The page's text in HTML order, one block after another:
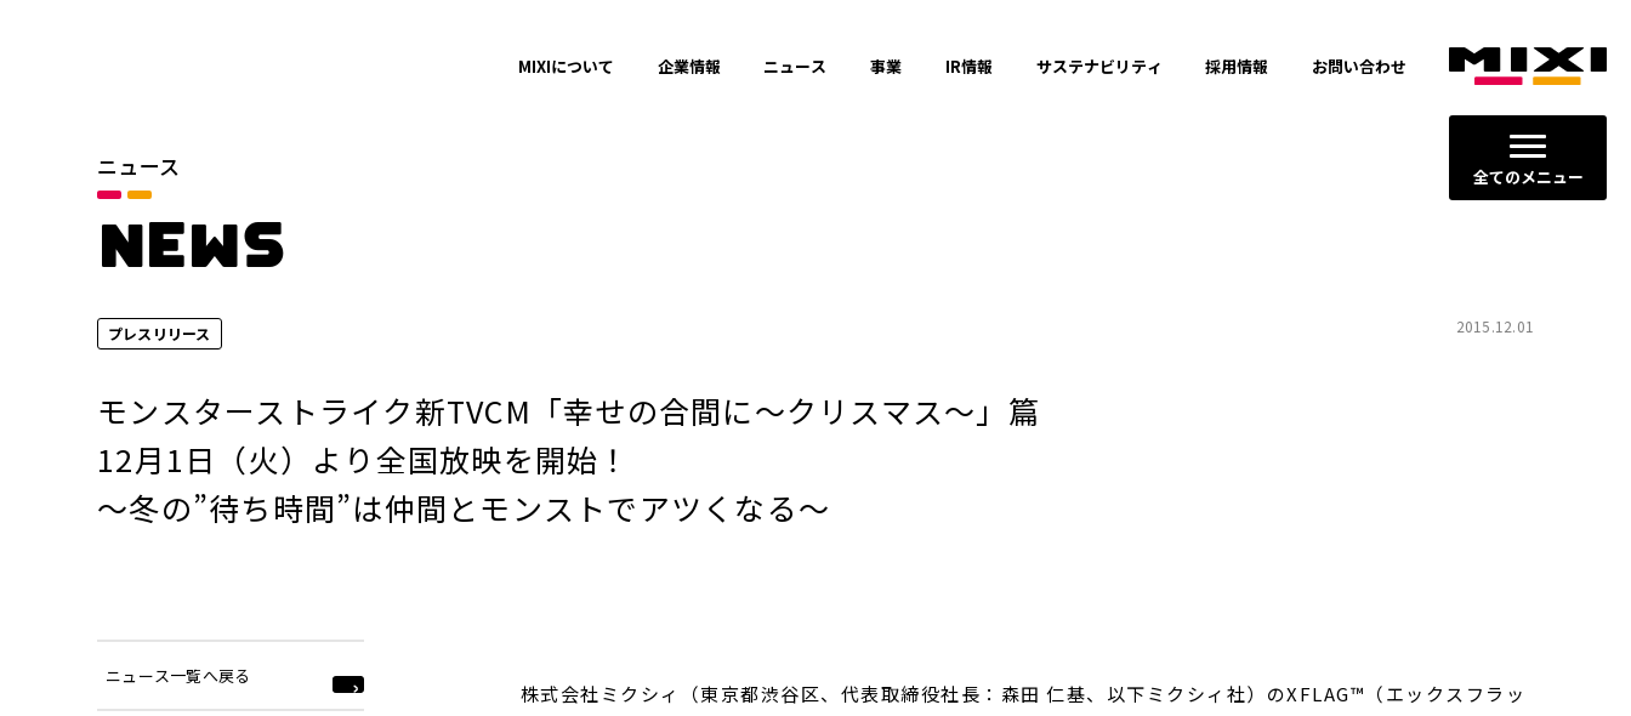
全てのメニュー
MIXIについて 企業情報 ニュース 事業 IR情報 サステナビリティ 採用情報 お問い合わせ
ニュース
NEWS
プレスリリース 2015.12.01
モンスターストライク新TVCM「幸せの合間に〜クリスマス〜」篇
12月1日（火）より全国放映を開始！
～冬の”待ち時間”は仲間とモンストでアツくなる～
ニュース一覧へ戻る
株式会社ミクシィ（東京都渋谷区、代表取締役社長：森田 仁基、以下ミクシィ社）のXFLAG™（エックスフラッ
カテゴリ
サービスニュース